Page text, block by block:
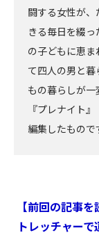
闘する女性が
きる毎日を綴
の子どもに恵
て四人の男と
もの暮らしが
『プレナイト
編集したもので
【前回の記事
トレッチャー